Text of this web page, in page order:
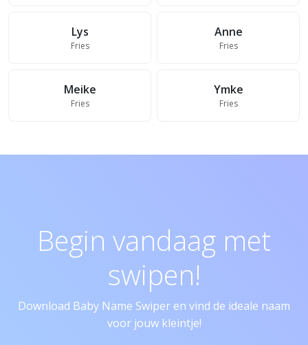
Lys
Fries
Anne
Fries
Meike
Fries
Ymke
Fries
Begin vandaag met
swipen!
Download Baby Name Swiper en vind de ideale naam
voor jouw kleintje!